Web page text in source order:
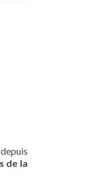
depuis
de la